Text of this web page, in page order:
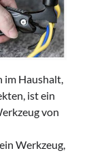
im Haushalt,
ist ein
von
Werkzeug,